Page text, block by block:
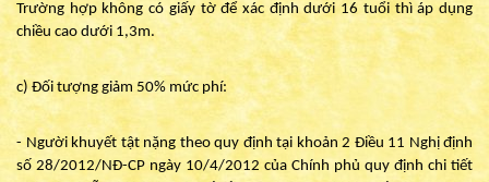
Trường hợp không có giấy tờ để xác định dưới 16 tuổi thì áp dụng
chiều cao dưới 1,3m.
c) Đối tượng giảm 50% mức phí:
- Người khuyết tật nặng theo quy định tại khoản 2 Điều 11 Nghị định
số 28/2012/NĐ-CP ngày 10/4/2012 của Chính phủ quy định chi tiết